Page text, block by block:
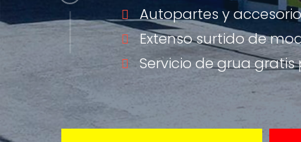
Autopartes y
Extenso surtido de
Servicio de grua